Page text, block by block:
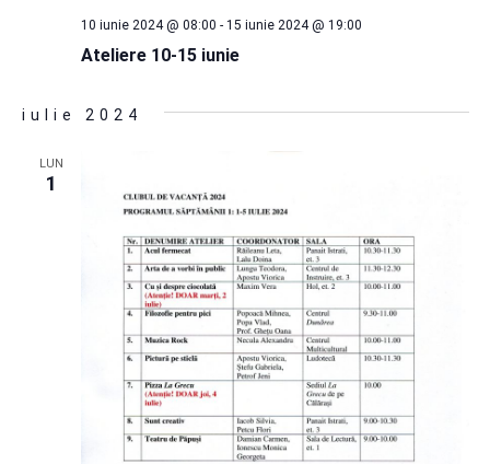
Ateliere 10-15 iunie
10 iunie 2024 @ 08:00 - 15 iunie 2024 @ 19:00
iulie 2024
LUN
1